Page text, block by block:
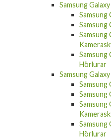
Samsung
Samsung
Samsung
Samsung
Samsung
Hörlurar
Samsung
Samsung
Samsung
Samsung
Samsung
Hörlurar